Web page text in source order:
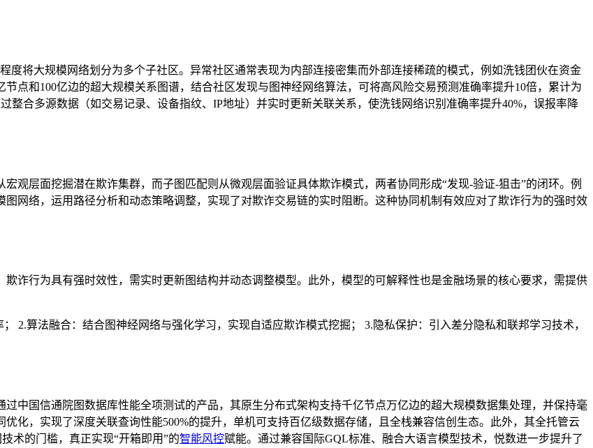
度将大规模网络划分为多个子社区。异常社区通常表现为内部连接密集而外部连接稀疏的模式，例如洗钱团伙在资金
点和100亿边的超大规模关系图谱，结合社区发现与图神经网络算法，可将高风险交易预测准确率提升10倍，累计为
整合多源数据（如交易记录、设备指纹、IP地址）并实时更新关联关系，使洗钱网络识别准确率提升40%，误报率降
观层面挖掘潜在欺诈集群，而子图匹配则从微观层面验证具体欺诈模式，两者协同形成“发现-验证-狙击”的闭环。例
网络，运用路径分析和动态策略调整，实现了对欺诈交易链的实时阻断。这种协同机制有效应对了欺诈行为的强时效
诈行为具有强时效性，需实时更新图结构并动态调整模型。此外，模型的可解释性也是金融场景的核心要求，需提供
2.算法融合：结合图神经网络与强化学习，实现自适应欺诈模式挖掘； 3.隐私保护：引入差分隐私和联邦学习技术，
中国信通院图数据库性能全项测试的产品，其原生分布式架构支持千亿节点万亿边的超大规模数据集处理，并保持毫
化，实现了深度关联查询性能500%的提升，单机可支持百亿级数据存储，且全栈兼容信创生态。此外，其全托管云
术的门槛，真正实现“开箱即用”的智能风控赋能。通过兼容国际GQL标准、融合大语言模型技术，悦数进一步提升了